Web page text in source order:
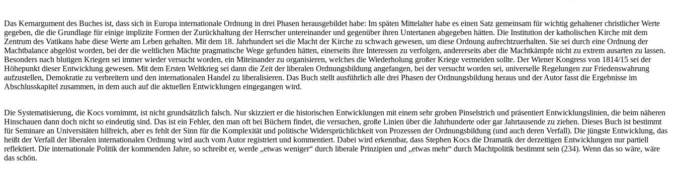
Das Kernargument des Buches ist, dass sich in Europa internationale Ordnung in drei Phasen herausgebildet habe: Im späten Mittelalter habe es einen Satz gemeinsam für wichtig gehaltener christlicher Werte
gegeben, die die Grundlage für einige implizite Formen der Zurückhaltung der Herrscher untereinander und gegenüber ihren Untertanen abgegeben hätten. Die Institution der katholischen Kirche mit dem
Zentrum des Vatikans habe diese Werte am Leben gehalten. Mit dem 18. Jahrhundert sei die Macht der Kirche zu schwach gewesen, um diese Ordnung aufrechtzuerhalten. Sie sei durch eine Ordnung der
Machtbalance abgelöst worden, bei der die weltlichen Mächte pragmatische Wege gefunden hätten, einerseits ihre Interessen zu verfolgen, andererseits aber die Machtkämpfe nicht zu extrem ausarten zu lassen.
Besonders nach blutigen Kriegen sei immer wieder versucht worden, ein Miteinander zu organisieren, welches die Wiederholung großer Kriege vermeiden sollte. Der Wiener Kongress von 1814/15 sei der
Höhepunkt dieser Entwicklung gewesen. Mit dem Ersten Weltkrieg sei dann die Zeit der liberalen Ordnungsbildung angefangen, bei der versucht worden sei, universelle Regelungen zur Friedenswahrung
aufzustellen, Demokratie zu verbreitern und den internationalen Handel zu liberalisieren. Das Buch stellt ausführlich alle drei Phasen der Ordnungsbildung heraus und der Autor fasst die Ergebnisse im
Abschlusskapitel zusammen, in dem auch auf die aktuellen Entwicklungen eingegangen wird.
Die Systematisierung, die Kocs vornimmt, ist nicht grundsätzlich falsch. Nur skizziert er die historischen Entwicklungen mit einem sehr groben Pinselstrich und präsentiert Entwicklungslinien, die beim näheren
Hinschauen dann doch nicht so eindeutig sind. Das ist ein Fehler, den man oft bei Büchern findet, die versuchen, große Linien über die Jahrhunderte oder gar Jahrtausende zu ziehen. Dieses Buch ist bestimmt
für Seminare an Universitäten hilfreich, aber es fehlt der Sinn für die Komplexität und politische Widersprüchlichkeit von Prozessen der Ordnungsbildung (und auch deren Verfall). Die jüngste Entwicklung, das
heißt der Verfall der liberalen internationalen Ordnung wird auch vom Autor registriert und kommentiert. Dabei wird erkennbar, dass Stephen Kocs die Dramatik der derzeitigen Entwicklungen nur partiell
reflektiert. Die internationale Politik der kommenden Jahre, so schreibt er, werde „etwas weniger“ durch liberale Prinzipien und „etwas mehr“ durch Machtpolitik bestimmt sein (234). Wenn das so wäre, wäre
das schön.